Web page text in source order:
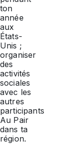
ton
année
aux
États-
Unis ;
organiser
des
activités
sociales
avec les
autres
participants
Au Pair
dans ta
région.